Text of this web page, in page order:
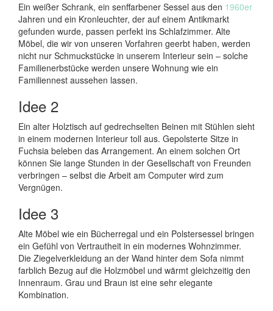
Ein weißer Schrank, ein senffarbener Sessel aus den 1960er
Jahren und ein Kronleuchter, der auf einem Antikmarkt
gefunden wurde, passen perfekt ins Schlafzimmer. Alte
Möbel, die wir von unseren Vorfahren geerbt haben, werden
nicht nur Schmuckstücke in unserem Interieur sein – solche
Familienerbstücke werden unsere Wohnung wie ein
Familiennest aussehen lassen.
Idee 2
Ein alter Holztisch auf gedrechselten Beinen mit Stühlen sieht
in einem modernen Interieur toll aus. Gepolsterte Sitze in
Fuchsia beleben das Arrangement. An einem solchen Ort
können Sie lange Stunden in der Gesellschaft von Freunden
verbringen – selbst die Arbeit am Computer wird zum
Vergnügen.
Idee 3
Alte Möbel wie ein Bücherregal und ein Polstersessel bringen
ein Gefühl von Vertrautheit in ein modernes Wohnzimmer.
Die Ziegelverkleidung an der Wand hinter dem Sofa nimmt
farblich Bezug auf die Holzmöbel und wärmt gleichzeitig den
Innenraum. Grau und Braun ist eine sehr elegante
Kombination.